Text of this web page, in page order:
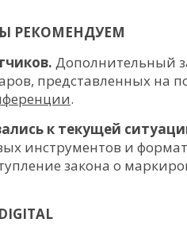
РЕКОМЕНДУЕМ
Дополнительный
представленных на
.
к текущей
инструментов и
закона о